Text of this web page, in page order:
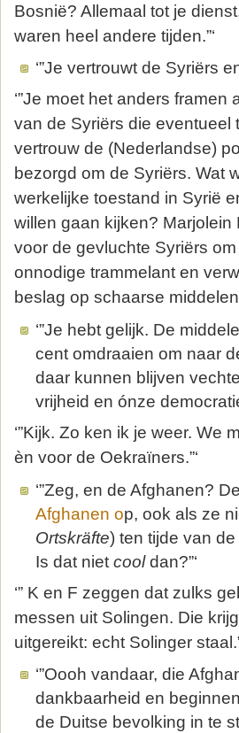
Bosnië? Allemaal tot je
waren heel andere tijden.”‘
‘”Je vertrouwt de Syriërs
‘”Je moet het anders
van de Syriërs die
vertrouw de (Nederlandse)
bezorgd om de Syriërs. Wat
werkelijke toestand in Syrië
willen gaan kijken?
voor de gevluchte Syriërs
onnodige trammelant en
beslag op schaarse
‘”Je hebt gelijk. De
cent omdraaien om naar
daar kunnen blijven
vrijheid en ónze
‘”Kijk. Zo ken ik je weer. We
èn voor de Oekraïners.”‘
‘”Zeg, en de Afghanen?
Afghanen op, ook als ze
Ortskräfte) ten tijde van
Is dat niet cooldan?”‘
‘” K en F zeggen dat zulks
messen uit Solingen. Die
uitgereikt: echt Solinger
‘”Oooh vandaar, die
dankbaarheid en
de Duitse bevolking in te